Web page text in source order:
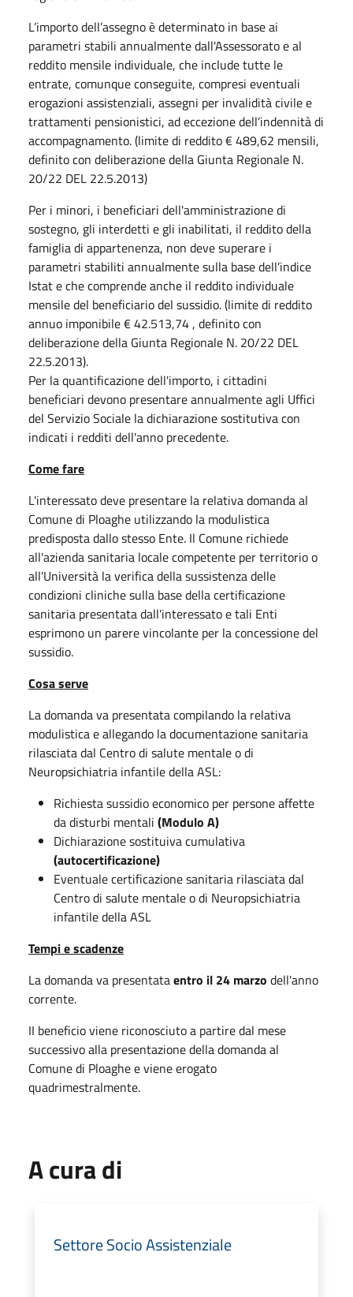
L’importo dell’assegno è determinato in base ai
parametri stabili annualmente dall'Assessorato e al
reddito mensile individuale, che include tutte le
entrate, comunque conseguite, compresi eventuali
erogazioni assistenziali, assegni per invalidità civile e
trattamenti pensionistici, ad eccezione dell’indennità di
accompagnamento. (limite di reddito € 489,62 mensili,
definito con deliberazione della Giunta Regionale N.
20/22 DEL 22.5.2013)
Per i minori, i beneficiari dell'amministrazione di
sostegno, gli interdetti e gli inabilitati, il reddito della
famiglia di appartenenza, non deve superare i
parametri stabiliti annualmente sulla base dell’indice
Istat e che comprende anche il reddito individuale
mensile del beneficiario del sussidio. (limite di reddito
annuo imponibile € 42.513,74 , definito con
deliberazione della Giunta Regionale N. 20/22 DEL
22.5.2013).
Per la quantificazione dell'importo, i cittadini
beneficiari devono presentare annualmente agli Uffici
del Servizio Sociale la dichiarazione sostitutiva con
indicati i redditi dell'anno precedente.
Come fare
L'interessato deve presentare la relativa domanda al
Comune di Ploaghe utilizzando la modulistica
predisposta dallo stesso Ente. Il Comune richiede
all'azienda sanitaria locale competente per territorio o
all'Università la verifica della sussistenza delle
condizioni cliniche sulla base della certificazione
sanitaria presentata dall'interessato e tali Enti
esprimono un parere vincolante per la concessione del
sussidio.
Cosa serve
La domanda va presentata compilando la relativa
modulistica e allegando la documentazione sanitaria
rilasciata dal Centro di salute mentale o di
Neuropsichiatria infantile della ASL:
Richiesta sussidio economico per persone affette
da disturbi mentali (Modulo A)
Dichiarazione sostituiva cumulativa
(autocertificazione)
Eventuale certificazione sanitaria rilasciata dal
Centro di salute mentale o di Neuropsichiatria
infantile della ASL
Tempi e scadenze
La domanda va presentataentro il 24 marzo dell'anno
corrente.
II beneficio viene riconosciuto a partire dal mese
successivo alla presentazione della domanda al
Comune di Ploaghe e viene erogato
quadrimestralmente.
A cura di
Settore Socio Assistenziale